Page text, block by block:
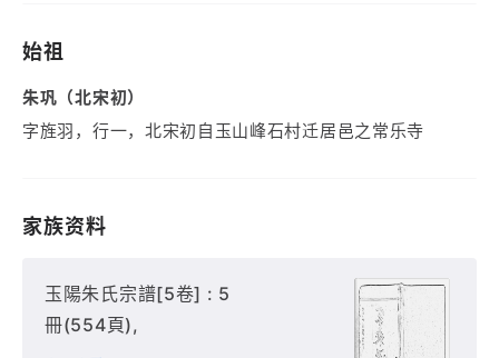
始祖
朱巩（北宋初）
字旌羽，行一，北宋初自玉山峰石村迁居邑之常乐寺
家族资料
玉陽朱氏宗譜[5卷] : 5
冊(554頁),